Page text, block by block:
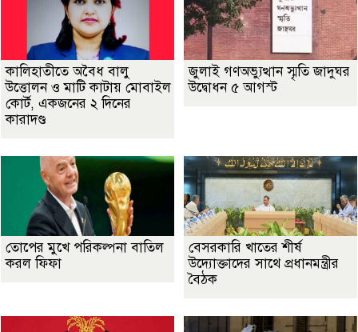
কালিহাতীতে অবৈধ বালু
উত্তোলন ও মাটি কাটায় মোবাইল
কোর্ট, একজনের ২ দিনের
কারাদণ্ড
জুলাই গণঅভ্যুত্থান স্মৃতি জাদুঘর
উদ্বোধন ৫ আগস্ট
তোপের মুখে পরিকল্পনা বাতিল
করল ফিফা
বেসরকারি খাতের শীর্ষ
উদ্যোক্তাদের সাথে প্রধানমন্ত্রীর
বৈঠক